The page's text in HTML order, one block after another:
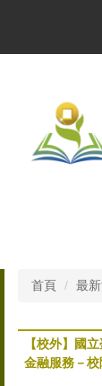
首頁 最
【校外】國
金融服務－